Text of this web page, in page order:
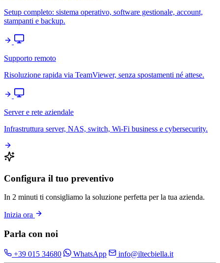
Setup completo: sistema operativo, software gestionale, account,
stampanti e backup.
Supporto remoto
Risoluzione rapida via TeamViewer, senza spostamenti né attese.
Server e rete aziendale
Infrastruttura server, NAS, switch, Wi-Fi business e cybersecurity.
Configura il tuo preventivo
In 2 minuti ti consigliamo la soluzione perfetta per la tua azienda.
Inizia ora
Parla con noi
+39 015 34680 WhatsApp info@iltecbiella.it